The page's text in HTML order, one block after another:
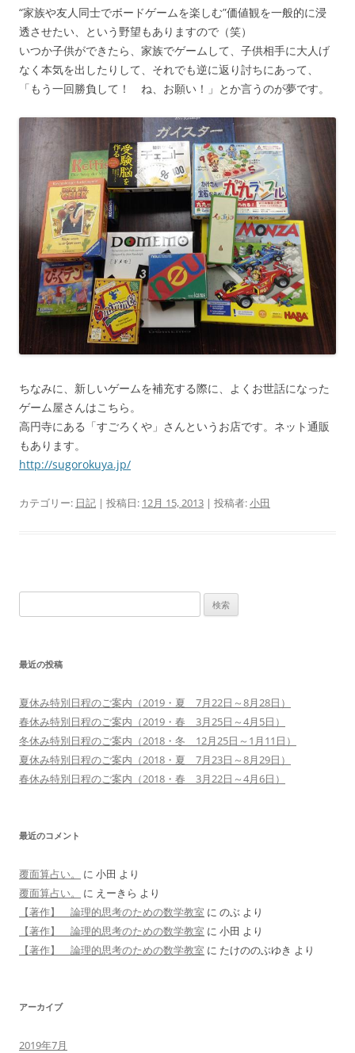
“家族や友人同士でボードゲームを楽しむ”価値観を一般的に浸
透させたい、という野望もありますので（笑）
いつか子供ができたら、家族でゲームして、子供相手に大人げ
なく本気を出したりして、それでも逆に返り討ちにあって、
「もう一回勝負して！ ね、お願い！」とか言うのが夢です。
ちなみに、新しいゲームを補充する際に、よくお世話になった
ゲーム屋さんはこちら。
高円寺にある「すごろくや」さんというお店です。ネット通販
もあります。
http://sugorokuya.jp/
カテゴリー: 日記 | 投稿日: 12月 15, 2013 | 投稿者:小田
索:
最近の投稿
夏休み特別日程のご案内（2019・夏 7月22日～8月28日）
春休み特別日程のご案内（2019・春 3月25日～4月5日）
冬休み特別日程のご案内（2018・冬 12月25日～1月11日）
夏休み特別日程のご案内（2018・夏 7月23日～8月29日）
春休み特別日程のご案内（2018・春 3月22日～4月6日）
最近のコメント
覆面算占い。 に 小田 より
覆面算占い。
に えーきら より
【著作】 論理的思考のための数学教室 に のぶ より
【著作】 論理的思考のための数学教室 に 小田 より
【著作】 論理的思考のための数学教室 に たけののぶゆき より
アーカイブ
2019年7月